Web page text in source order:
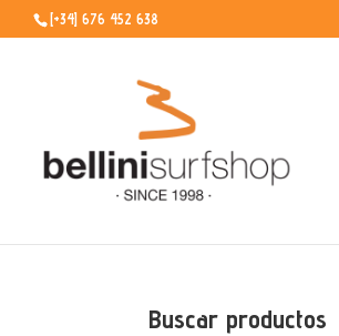
[+34] 676 452 638
Buscar productos